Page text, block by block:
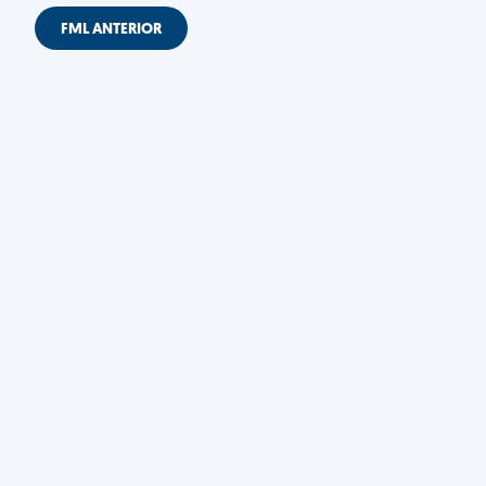
FML ANTERIOR